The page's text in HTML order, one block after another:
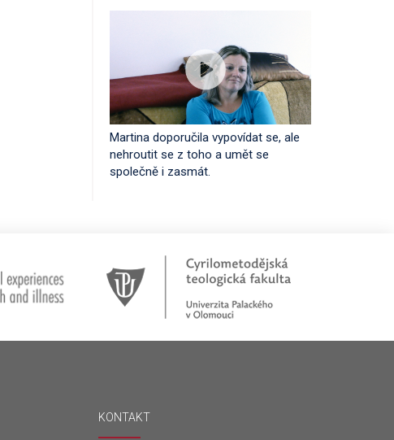
Martina doporučila vypovídat se, ale
nehroutit se z toho a umět se
společně i zasmát.
KONTAKT